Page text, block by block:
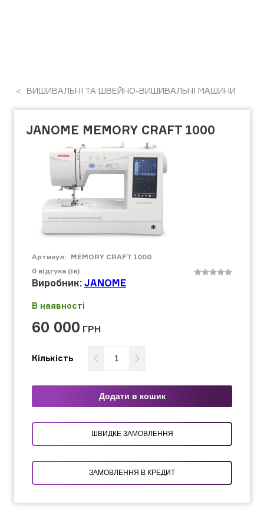
ВИШИВАЛЬНІ ТА ШВЕЙНО-ВИШИВАЛЬНІ МАШИНИ
JANOME MEMORY CRAFT 1000
Артикул: MEMORY CRAFT 1000
0 відгука (ів)
Виробник: JANOME
В наявності
60 000 ГРН
Кількість
Додати в кошик
ШВИДКЕ ЗАМОВЛЕННЯ
ЗАМОВЛЕННЯ В КРЕДИТ